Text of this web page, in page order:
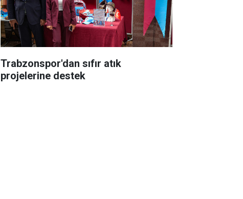
Trabzonspor'dan sıfır atık
projelerine destek